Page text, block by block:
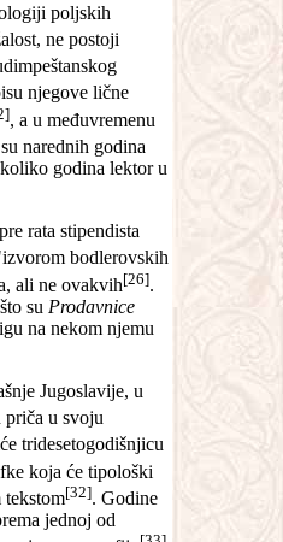
poljskih
ne postoji
njegove lične
, a u međuvremenu
narednih godina
godina lektor u
rata stipendista
bodlerovskih
ali ne ovakvih[26].
su Prodavnice
na nekom njemu
Jugoslavije, u
u svoju
tridesetogodišnjicu
koja će tipološki
tekstom[32]. Godine
jednoj od